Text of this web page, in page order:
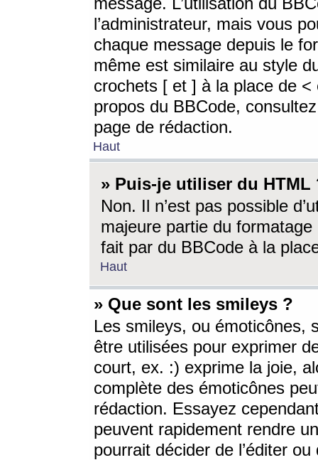
l’administrateur, mais vous
chaque message depuis le
même est similaire au style
crochets [ et ] à la place de <
propos du BBCode,
page de rédaction.
Haut
» Puis-je utiliser du HTML
Non. Il n’est pas possible
majeure partie du
fait par du BBCode à la
Haut
» Que sont les smileys ?
Les smileys, ou émoticônes,
être utilisées pour exprimer
court, ex. :) exprime la joie,
complète des émoticônes
rédaction. Essayez
peuvent rapidement rendre
pourrait décider de l’éditer